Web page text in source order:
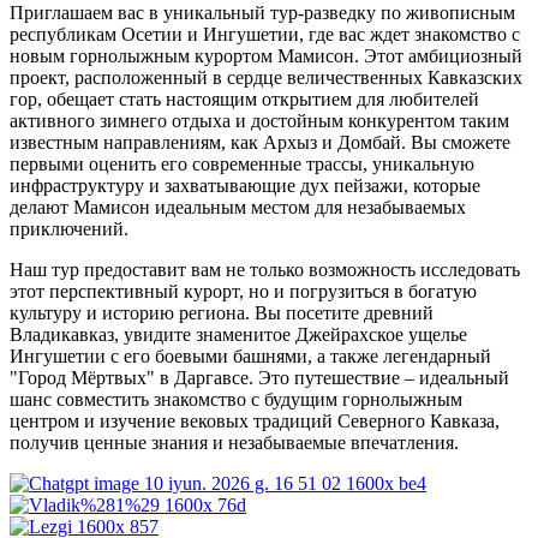
Приглашаем вас в уникальный тур-разведку по живописным
республикам Осетии и Ингушетии, где вас ждет знакомство с
новым горнолыжным курортом Мамисон. Этот амбициозный
проект, расположенный в сердце величественных Кавказских
гор, обещает стать настоящим открытием для любителей
активного зимнего отдыха и достойным конкурентом таким
известным направлениям, как Архыз и Домбай. Вы сможете
первыми оценить его современные трассы, уникальную
инфраструктуру и захватывающие дух пейзажи, которые
делают Мамисон идеальным местом для незабываемых
приключений.
Наш тур предоставит вам не только возможность исследовать
этот перспективный курорт, но и погрузиться в богатую
культуру и историю региона. Вы посетите древний
Владикавказ, увидите знаменитое Джейрахское ущелье
Ингушетии с его боевыми башнями, а также легендарный
"Город Мёртвых" в Даргавсе. Это путешествие – идеальный
шанс совместить знакомство с будущим горнолыжным
центром и изучение вековых традиций Северного Кавказа,
получив ценные знания и незабываемые впечатления.